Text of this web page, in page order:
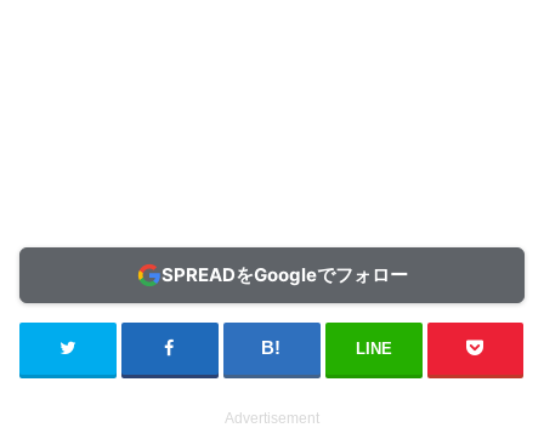
SPREADをGoogleでフォロー
LINE
Advertisement